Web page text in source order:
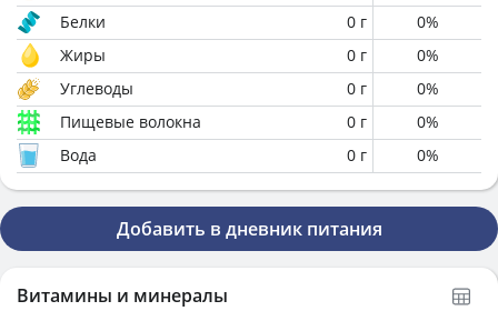
Белки
0 г 0%
Жиры
0 г 0%
Углеводы
0 г 0%
Пищевые волокна
0 г 0%
Вода
0 г 0%
Добавить в дневник питания
Витамины и минералы